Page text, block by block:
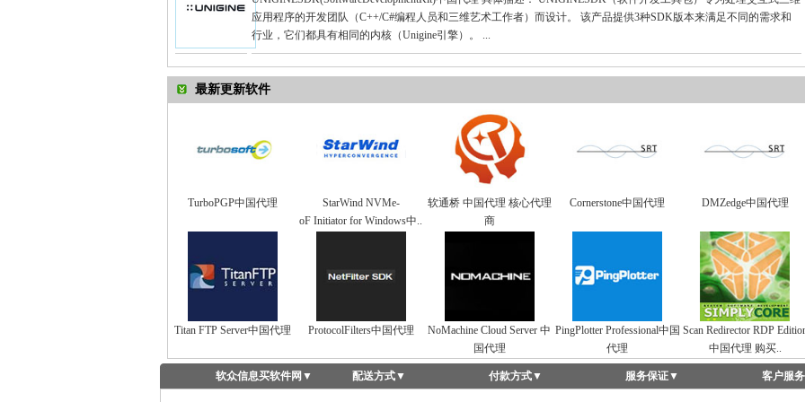
应用程序的开发团队（C++/C#编程人员和三维艺术工作者）而设计。 该产品提供3种SDK版本来满足不同的需求和
行业，它们都具有相同的内核（Unigine引擎）。 ...
最新更新软件
TurboPGP中国代理
StarWind NVMe-
oF Initiator for Windows中..
软通桥 中国代理 核心代理
商
Cornerstone中国代理 DMZedge中国代理
Titan FTP Server中国代理 ProtocolFilters中国代理
NoMachine Cloud Server 中
国代理
PingPlotter Professional中国
代理
Scan Redirector RDP
中国代理 购买..
软众信息买软件网 ▼ 配送方式▼ 付款方式▼ 服务保证▼ 客户服务